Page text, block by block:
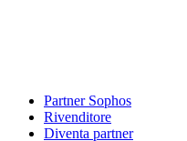
Partner Sophos
Rivenditore
Diventa partner